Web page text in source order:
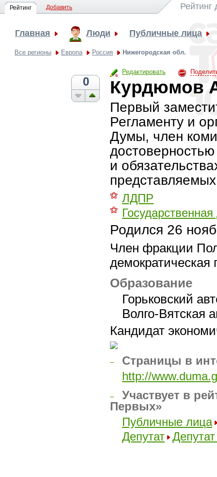
Рейтинг Добавить Рейтинг
Главная Люди Публичные лица
Все регионы Европа Россия Нижегородская обл.
Редактировать
0 Курдюмов
Первый
Регламенту и
Думы, член
и
⚝ ЛДПР
⚝
Родился 26
Член фракции
демократическая
Образование
Горьковский
Волго-Вятская
Кандидат
–
Страницы в
http://
–
Участвует в
Первых»
Публичные лица
Депутат